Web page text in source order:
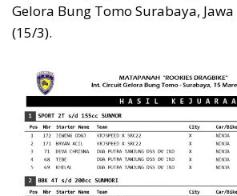
Gelora Bung Tomo Surabaya,
(15/3).